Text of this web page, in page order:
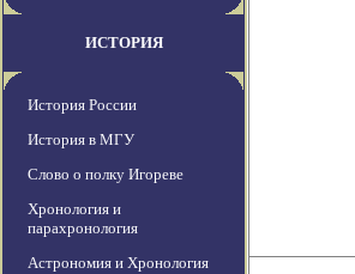
ИСТОРИЯ
История России
История в МГУ
Слово о полку Игореве
Хронология и
парахронология
Астрономия и Хронология